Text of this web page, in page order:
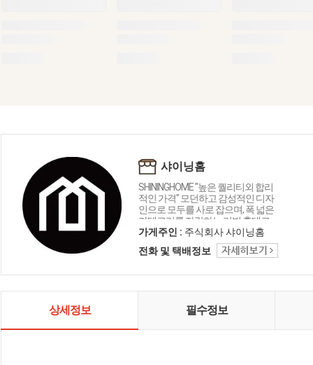
샤이닝홈
SHININGHOME "높은 퀄리티외 합리
적인 가격" 모던하고 감성적인 디자
인으로 모두를 사로 잡으며, 폭 넓은
카테고리를 자랑하는 리빙 홈데코
인테리어 샤이닝홈입니다.
가게주인 : 주식회사 샤이닝홈
전화 및 택배정보
상세정보 필수정보